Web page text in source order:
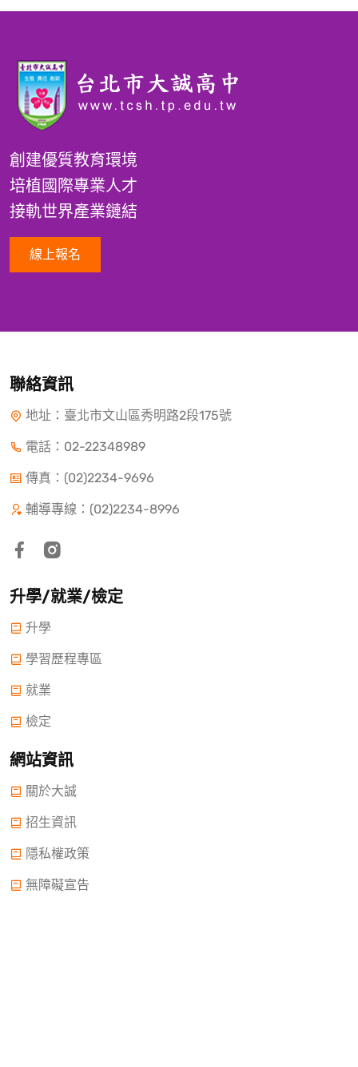
創建優質教育環境
培植國際專業人才
接軌世界產業鏈結
線上報名
聯絡資訊
地址：臺北市文山區秀明路2段175號
電話： 02-22348989
傳真：(02)2234-9696
輔導專線：(02)2234-8996
升學/就業/檢定
升學
學習歷程專區
就業
檢定
網站資訊
關於大誠
招生資訊
隱私權政策
無障礙宣告